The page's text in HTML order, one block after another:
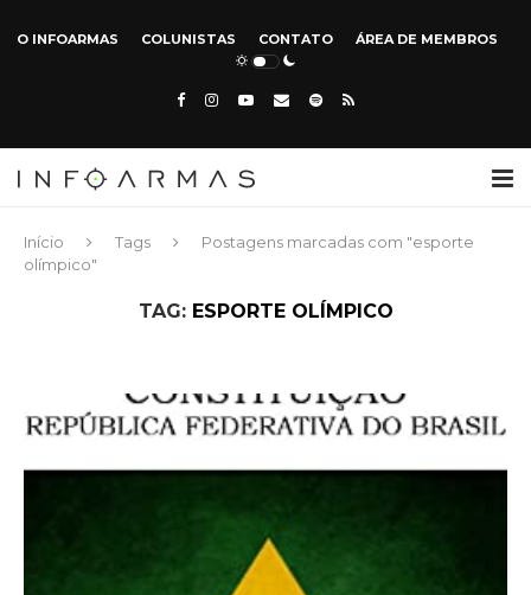
O INFOARMAS COLUNISTAS CONTATO ÁREA DE MEMBROS
Início Tags
Postagens marcadas com "esporte
olímpico"
TAG: ESPORTE OLÍMPICO